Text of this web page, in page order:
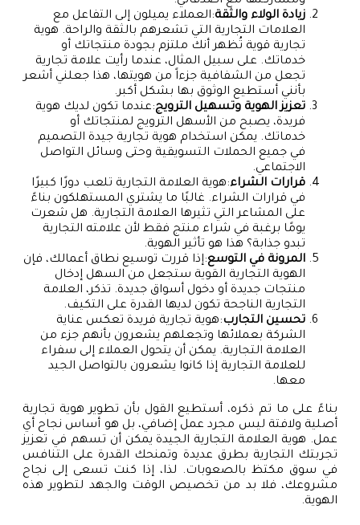
زيادة الولاء والثقة:العملاء يميلون إلى التفاعل مع
العلامات التجارية التي تشعرهم بالثقة والراحة. هوية
تجارية قوية تُظهر أنك ملتزم بجودة منتجاتك أو
خدماتك. على سبيل المثال، عندما رأيت علامة تجارية
تجعل من الشفافية جزءاً من هويتها، هذا جعلني أشعر
بأنني أستطيع الوثوق بها بشكل أكبر.
تعزيز الهوية وتسهيل الترويج:عندما تكون لديك هوية
فريدة، يصبح من الأسهل الترويج لمنتجاتك أو
خدماتك. يمكن استخدام هوية تجارية جيدة التصميم
في جميع الحملات التسويقية وحتى وسائل التواصل
الاجتماعي.
قرارات الشراء:هوية العلامة التجارية تلعب دورًا كبيرًا
في قرارات الشراء. غالبًا ما يشتري المستهلكون بناءً
على المشاعر التي تثيرها العلامة التجارية. هل شعرت
يومًا برغبة في شراء منتج فقط لأن علامته التجارية
تبدو جذابة؟ هذا هو تأثير الهوية.
المرونة في التوسع:إذا قررت توسيع نطاق أعمالك، فإن
الهوية التجارية القوية ستجعل من السهل إدخال
منتجات جديدة أو دخول أسواق جديدة. تذكر، العلامة
التجارية الناجحة تكون لديها القدرة على التكيف.
تحسين التجارب:هوية تجارية فريدة تعكس عناية
الشركة بعملائها وتجعلهم يشعرون بأنهم جزء من
العلامة التجارية. يمكن أن يتحول العملاء إلى سفراء
للعلامة التجارية إذا كانوا يشعرون بالتواصل الجيد
معها.
بناءً على ما تم ذكره، أستطيع القول بأن تطوير هوية تجارية
أصلية ولافتة ليس مجرد عمل إضافي، بل هو أساس نجاح أي
عمل. هوية العلامة التجارية الجيدة يمكن أن تسهم في تعزيز
تجربتك التجارية بطرق عديدة وتمنحك القدرة على التنافس
في سوق مكتظ بالصعوبات. لذا، إذا كنت تسعى إلى نجاح
مشروعك، فلا بد من تخصيص الوقت والجهد لتطوير هذه
الهوية.